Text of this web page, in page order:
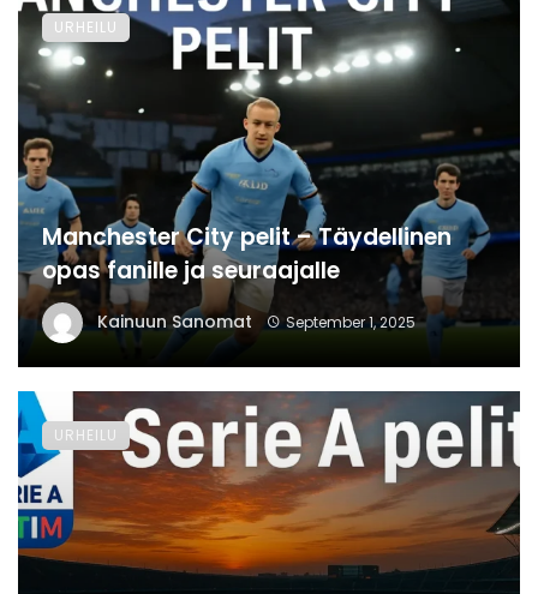
Manchester City pelit – Täydellinen
opas fanille ja seuraajalle
Kainuun Sanomat September 1, 2025
URHEILU
URHEILU